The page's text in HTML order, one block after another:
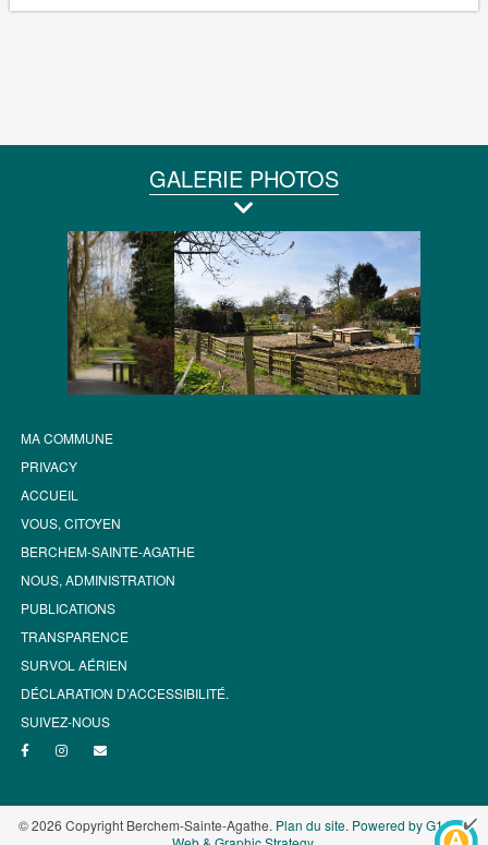
GALERIE PHOTOS
MA COMMUNE
PRIVACY
ACCUEIL
VOUS, CITOYEN
BERCHEM-SAINTE-AGATHE
NOUS, ADMINISTRATION
PUBLICATIONS
TRANSPARENCE
SURVOL AÉRIEN
DÉCLARATION D’ACCESSIBILITÉ.
SUIVEZ-NOUS
© 2026 Copyright Berchem-Sainte-Agathe. Plan du site. Powered by G1.be -